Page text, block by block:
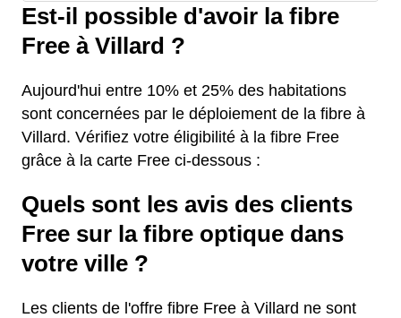
Est-il possible d'avoir la fibre
Free à Villard ?
Aujourd'hui entre 10% et 25% des habitations
sont concernées par le déploiement de la fibre à
Villard. Vérifiez votre éligibilité à la fibre Free
grâce à la carte Free ci-dessous :
Quels sont les avis des clients
Free sur la fibre optique dans
votre ville ?
Les clients de l'offre fibre Free à Villard ne sont